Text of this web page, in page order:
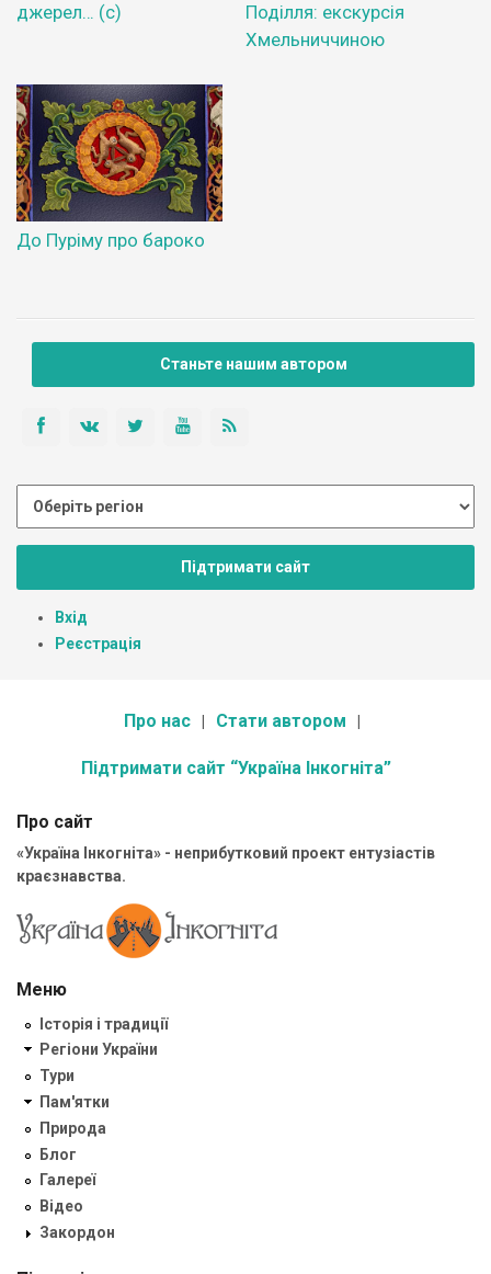
джерел… (с)
Поділля: екскурсія
Хмельниччиною
До Пуріму про бароко
Станьте нашим автором
Підтримати сайт
Вхід
Реєстрація
Про нас Стати автором
Підтримати сайт “Україна Інкогніта”
Про сайт
«Україна Інкогніта» - неприбутковий проект ентузіастів
краєзнавства.
Меню
Історія і традиції
Регіони України
Тури
Пам'ятки
Природа
Блог
Галереї
Відео
Закордон